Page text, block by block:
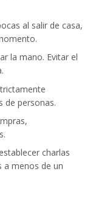
al salir de casa,
la mano. Evitar el
de personas.
charlas
a menos de un